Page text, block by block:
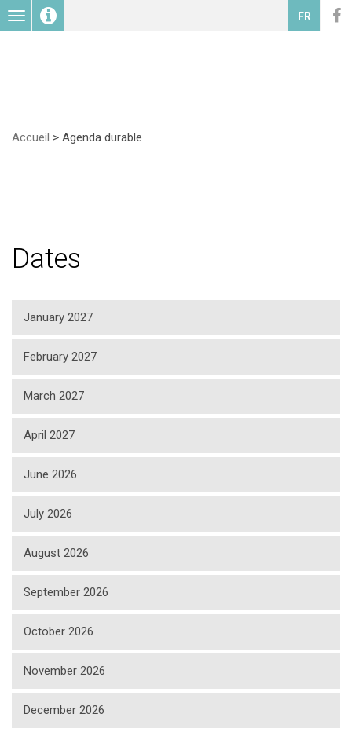
Toggle
navigation
FR
Accueil > Agenda durable
Dates
January 2027
February 2027
March 2027
April 2027
June 2026
July 2026
August 2026
September 2026
October 2026
November 2026
December 2026